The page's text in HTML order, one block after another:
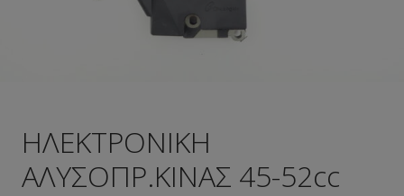
ΗΛΕΚΤΡΟΝΙΚΗ
ΑΛΥΣΟΠΡ.ΚΙΝΑΣ 45-52cc